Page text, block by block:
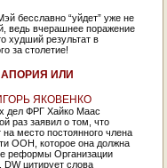
бесславно “уйдет” уже не
ведь вчерашнее поражение
худший результат в
за столетие!
ИЛИ
ЯКОВЕНКО
дел ФРГ Хайко Маас
раз заявил о том, что
место постоянного члена
ООН, которое она должна
реформы Организации
цитирует слова